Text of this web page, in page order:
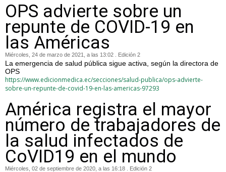
OPS advierte sobre un
repunte de COVID-19 en
las Américas
Miércoles, 24 de marzo de 2021, a las 13:02 . Edición 2
La emergencia de salud pública sigue activa, según la directora de
OPS
https://www.edicionmedica.ec/secciones/salud-publica/ops-advierte-
sobre-un-repunte-de-covid-19-en-las-americas-97293
América registra el mayor
número de trabajadores de
la salud infectados de
CoVID19 en el mundo
Miércoles, 02 de septiembre de 2020, a las 16:18 . Edición 2